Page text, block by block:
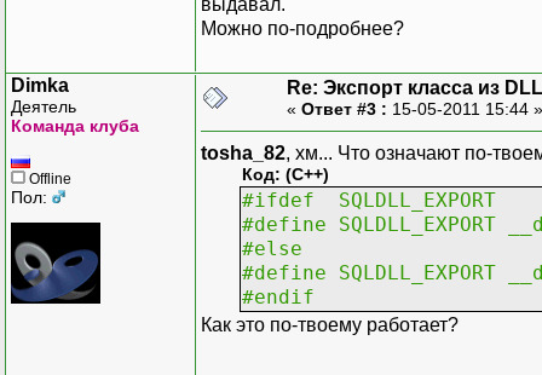
Можно по-подробнее?
Dimka
Деятель
Команда клуба
Offline
Пол:
Re: Экспорт класса из DLL
« Ответ #3 : 15-05-2011 15:44
tosha_82, хм... Что означают по-
Код: (C++)
#ifdef SQLDLL_EXPORT
#define SQLDLL_EXPORT
#else
#define SQLDLL_EXPORT
#endif
Как это по-твоему работает?